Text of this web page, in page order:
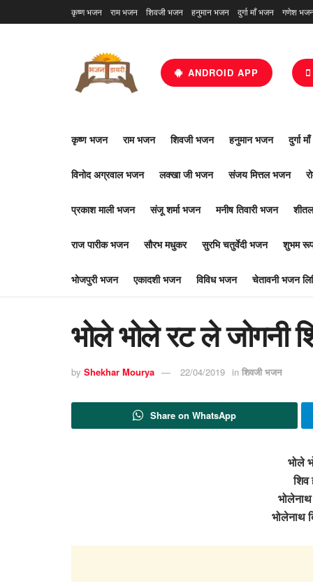
कृष्ण भजन राम भजन शिवजी भजन हनुमान भजन दुर्गा माँ भजन गणेश
ANDROID APP
कृष्ण भजन राम भजन शिवजी भजन हनुमान भजन दुर्गा
विनोद अग्रवाल भजन लक्खा जी भजन संजय मित्तल भजन
प्रकाश माली भजन संजू शर्मा भजन मनीष तिवारी भजन
राज पारीक भजन सौरभ मधुकर सुरभि चतुर्वेदी भजन शुभम
भोजपुरी भजन एकादशी भजन विविध भजन चेतावनी भजन
भोले भोले रट ले जोगनी
by Shekhar Mourya 22/04/2019 in शिवजी भजन
Share on WhatsApp
भोले
शिव
भोलेनाथ
भोलेनाथ